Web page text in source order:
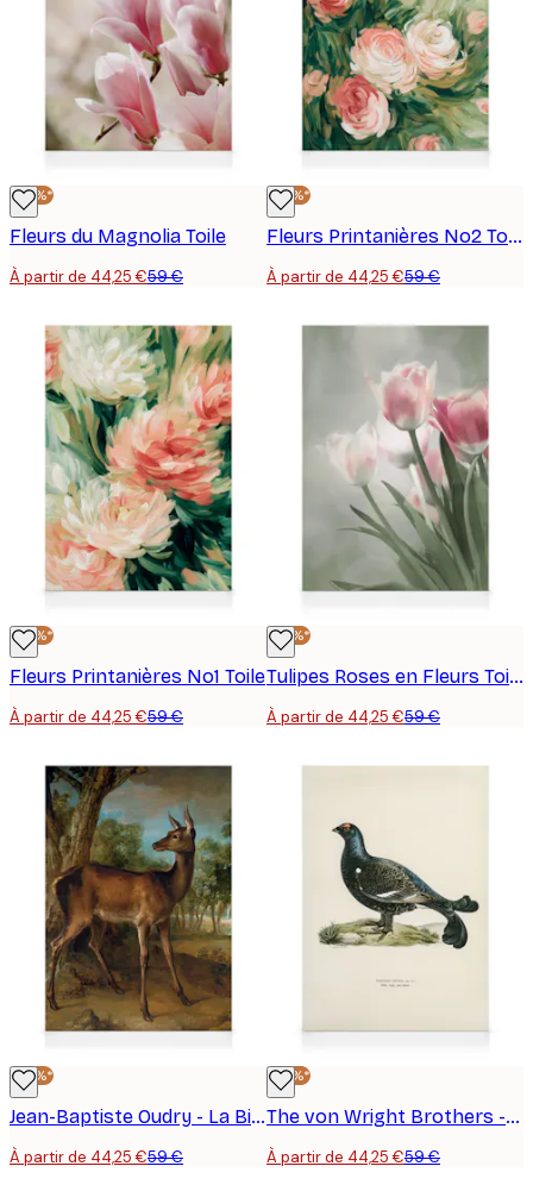
-25%*
Fleurs du Magnolia Toile
À partir de 44,25 €59 €
-25%*
Fleurs Printanières No2 Toile
À partir de 44,25 €59 €
-25%*
Fleurs Printanières No1 Toile
À partir de 44,25 €59 €
-25%*
Tulipes Roses en Fleurs Toile
À partir de 44,25 €59 €
-25%*
Jean-Baptiste Oudry - La Biche Vigilante Toile
À partir de 44,25 €59 €
-25%*
The von Wright Brothers - Tétras Noir Toile
À partir de 44,25 €59 €